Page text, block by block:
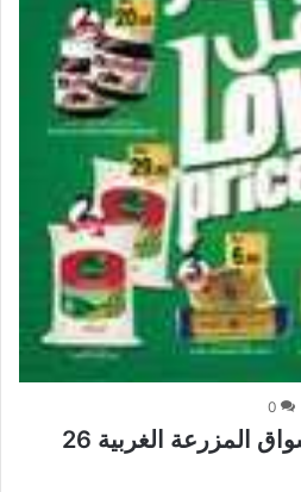
0
العروض الاسبوعية لاسواق المزرعة الغربية 26